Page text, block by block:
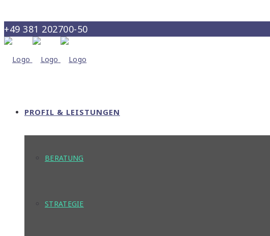
+49 381 202700-50
info@maris-consult.de
PROFIL & LEISTUNGEN
BERATUNG
STRATEGIE